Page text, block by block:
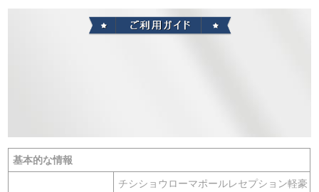
基本的な情報
チシショウローマポールレセプション軽豪